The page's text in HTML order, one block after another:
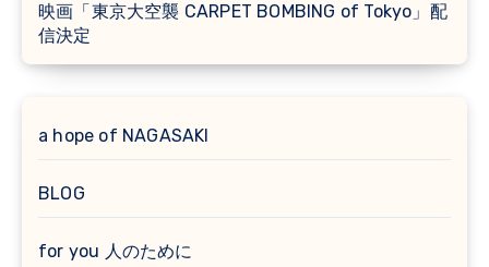
映画「東京大空襲 CARPET BOMBING of Tokyo」配
信決定
a hope of NAGASAKI
BLOG
for you 人のために